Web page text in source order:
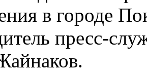
в городе
пресс-